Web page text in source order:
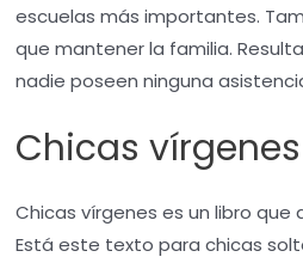
escuelas más importantes.
que mantener la familia.
nadie poseen ninguna
Chicas vírgenes
Chicas vírgenes es un libro
Está este texto para chicas